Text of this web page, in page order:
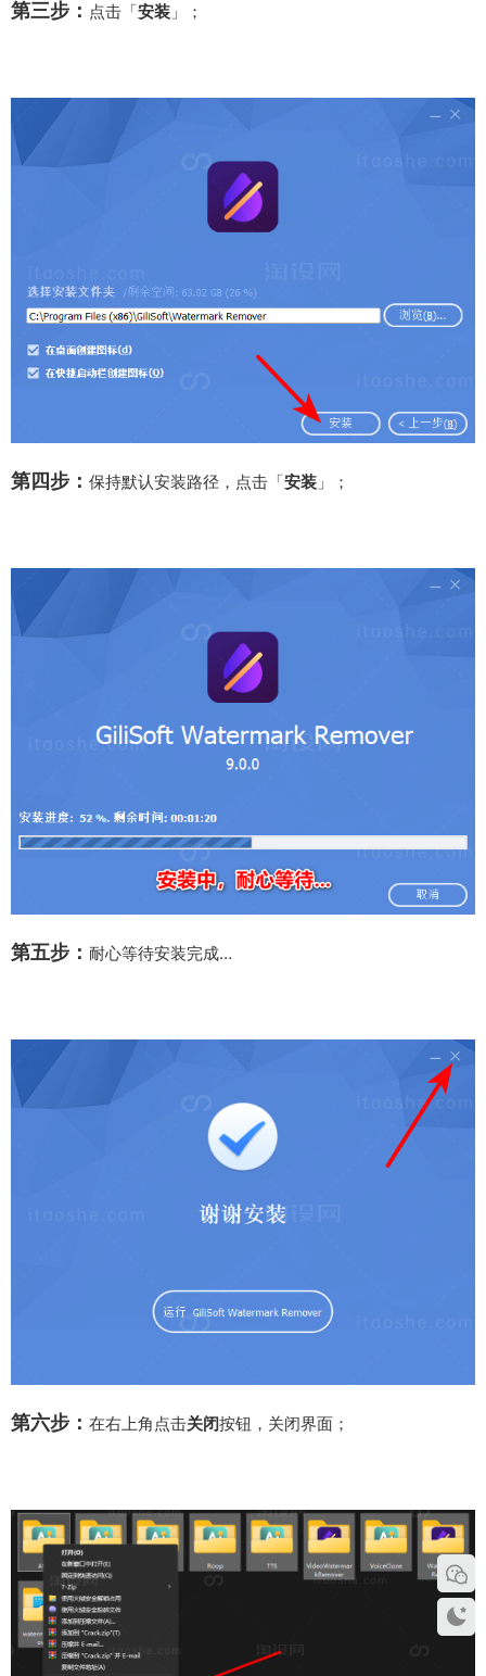
第三步： 点击「安装 」；
第四步： 保持默认安装路径，点击「安装 」；
第五步： 耐心等待安装完成…
第六步： 在右上角点击关闭按钮，关闭界面；